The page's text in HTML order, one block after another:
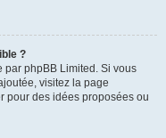
?
phpBB Limited. Si vous
visitez la page
pour des idées proposées ou